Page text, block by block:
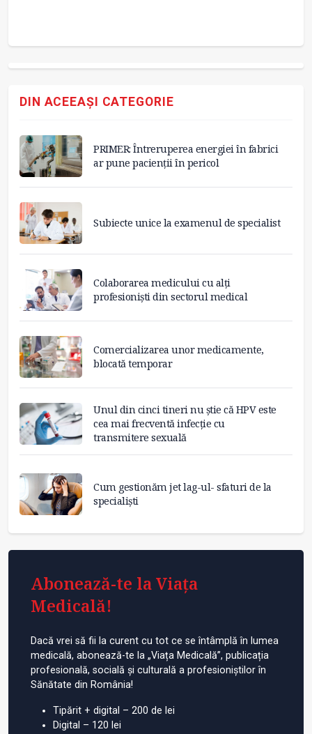
DIN ACEEAȘI CATEGORIE
PRIMER: Întreruperea energiei în fabrici
ar pune pacienții în pericol
Subiecte unice la examenul de specialist
Colaborarea medicului cu alți
profesioniști din sectorul medical
Comercializarea unor medicamente,
blocată temporar
Unul din cinci tineri nu știe că HPV este
cea mai frecventă infecție cu
transmitere sexuală
Cum gestionăm jet lag-ul- sfaturi de la
specialiști
Abonează-te la Viața
Medicală!
Dacă vrei să fii la curent cu tot ce se întâmplă în lumea
medicală, abonează-te la „Viața Medicală”, publicația
profesională, socială și culturală a profesioniștilor în
Sănătate din România!
Tipărit + digital – 200 de lei
Digital – 120 lei